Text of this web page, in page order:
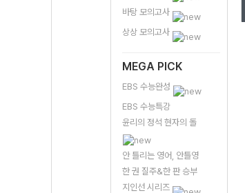
바탕 모의고사
상상 모의고사
MEGA PICK
EBS 수능완성
EBS 수능특강
윤리의 정석 현자의 돌
안 틀리는 영어, 안틀영
한 권 질주&한 판 승부
지인선 시리즈